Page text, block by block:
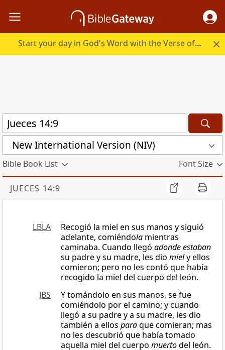
Start your day in God's Word with the Verse of the Day.
New International Version (NIV)
Bible Book List Font Size
JUECES 14:9
LBLA
Recogió la miel en sus manos y siguió
adelante, comiéndola mientras
caminaba. Cuando llegó adonde estaban
su padre y su madre, les dio miely ellos
comieron; pero no les contó que había
recogido la miel del cuerpo del león.
JBS
Y tomándolo en sus manos, se fue
comiéndolo por el camino; y cuando
llegó a su padre y a su madre, les dio
también a ellos paraque comieran; mas
no les descubrió que había tomado
aquella miel del cuerpo muertodel león.